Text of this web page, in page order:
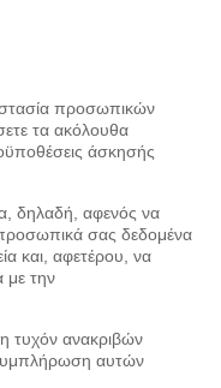
προσωπικών
τα ακόλουθα
άσκησής
δηλαδή, αφενός να
σας δεδομένα
και, αφετέρου, να
με την
τυχόν ανακριβών
αυτών